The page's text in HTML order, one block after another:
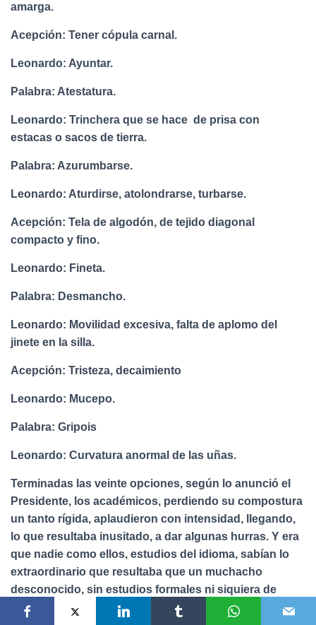
amarga.
Acepción: Tener cópula carnal.
Leonardo: Ayuntar.
Palabra: Atestatura.
Leonardo: Trinchera que se hace de prisa con
estacas o sacos de tierra.
Palabra: Azurumbarse.
Leonardo: Aturdirse, atolondrarse, turbarse.
Acepción: Tela de algodón, de tejido diagonal
compacto y fino.
Leonardo: Fineta.
Palabra: Desmancho.
Leonardo: Movilidad excesiva, falta de aplomo del
jinete en la silla.
Acepción: Tristeza, decaimiento
Leonardo: Mucepo.
Palabra: Gripois
Leonardo: Curvatura anormal de las uñas.
Terminadas las veinte opciones, según lo anunció el
Presidente, los académicos, perdiendo su compostura
un tanto rígida, aplaudieron con intensidad, llegando,
lo que resultaba inusitado, a dar algunas hurras. Y era
que nadie como ellos, estudios del idioma, sabían lo
extraordinario que resultaba que un muchacho
desconocido, sin estudios formales ni siquiera de
bachillerato, llegara como nadie lo había logrado, a tal